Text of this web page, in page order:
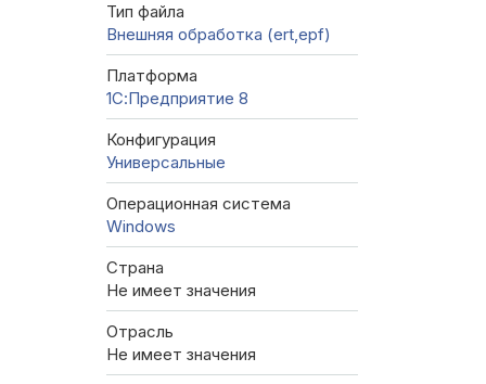
Тип файла
Внешняя обработка (ert,epf)
Платформа
1С:Предприятие 8
Конфигурация
Универсальные
Операционная система
Windows
Страна
Не имеет значения
Отрасль
Не имеет значения